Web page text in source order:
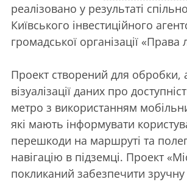
реалізовано у результаті
Київського інвестиційного
громадської організації
Проект створений для обробки,
візуалізації даних про
метро з використанням
які мають інформувати
перешкоди на маршруті та
навігацію в підземці. Проект
покликаний забезпечити зручну